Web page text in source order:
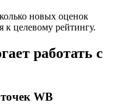
новых оценок
к целевому рейтингу.
работать с
WB